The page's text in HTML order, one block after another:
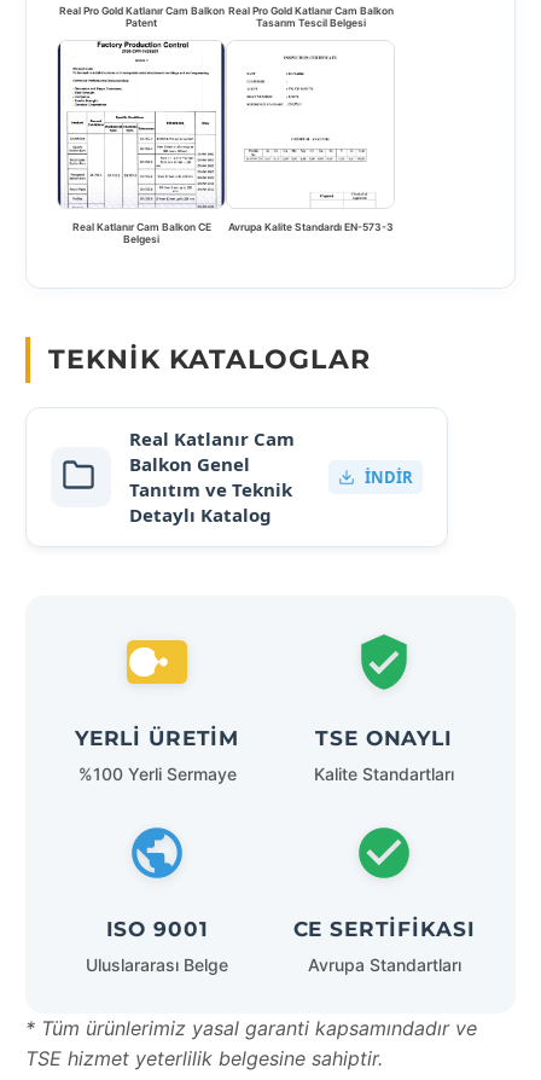
Real Pro Gold Katlanır Cam Balkon
Patent
Real Pro Gold Katlanır Cam Balkon
Tasarım Tescil Belgesi
Real Katlanır Cam Balkon CE
Belgesi
Avrupa Kalite Standardı EN-573-3
TEKNIK KATALOGLAR
Real Katlanır Cam
Balkon Genel
Tanıtım ve Teknik
Detaylı Katalog
İNDIR
YERLI ÜRETIM
%100 Yerli Sermaye
TSE ONAYLI
Kalite Standartları
ISO 9001
Uluslararası Belge
CE SERTIFIKASI
Avrupa Standartları
* Tüm ürünlerimiz yasal garanti kapsamındadır ve
TSE hizmet yeterlilik belgesine sahiptir.